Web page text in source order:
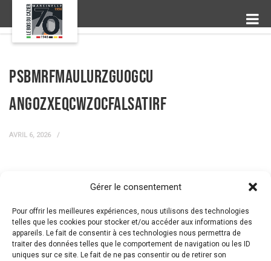
Gérer le consentement
Pour offrir les meilleures expériences, nous utilisons des technologies
telles que les cookies pour stocker et/ou accéder aux informations des
appareils. Le fait de consentir à ces technologies nous permettra de
traiter des données telles que le comportement de navigation ou les ID
uniques sur ce site. Le fait de ne pas consentir ou de retirer son
psBMRfMAuluRZGuoGcU
aNGOZxEqcWZOCfAlSaTIRf
AVRIL 6, 2026